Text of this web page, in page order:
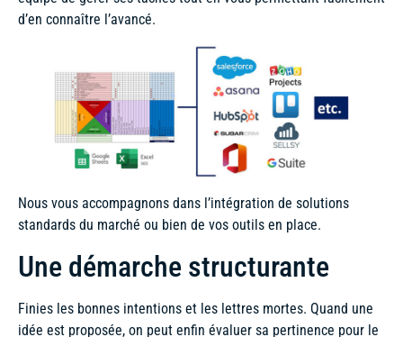
d’en connaître l’avancé.
Nous vous accompagnons dans l’intégration de solutions
standards du marché ou bien de vos outils en place.
Une démarche structurante
Finies les bonnes intentions et les lettres mortes. Quand une
idée est proposée, on peut enfin évaluer sa pertinence pour le